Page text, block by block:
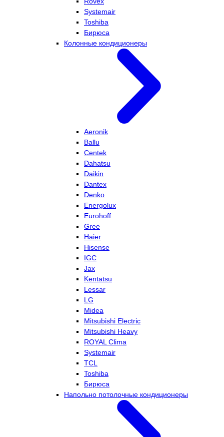
Systemair
Toshiba
Бирюса
Колонные кондиционеры
Aeronik
Ballu
Centek
Dahatsu
Daikin
Dantex
Denko
Energolux
Eurohoff
Gree
Haier
Hisense
IGC
Jax
Kentatsu
Lessar
LG
Midea
Mitsubishi Electric
Mitsubishi Heavy
ROYAL Clima
Systemair
TCL
Toshiba
Бирюса
Напольно потолочные кондиционеры